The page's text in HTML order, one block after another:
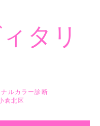
タリ
ルカラー診断
倉北区